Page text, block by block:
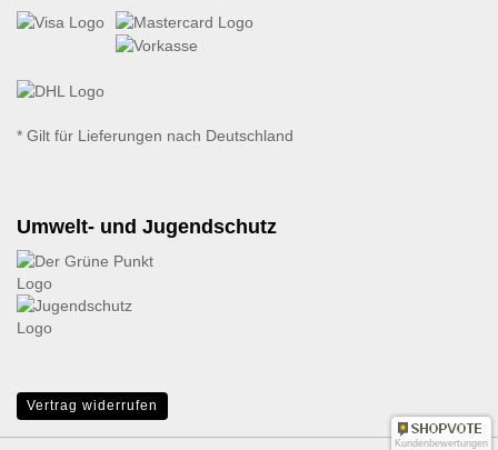
* Gilt für Lieferungen nach Deutschland
Umwelt- und Jugendschutz
Vertrag widerrufen
Kundenbewertungen